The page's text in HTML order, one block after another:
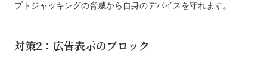
プトジャッキングの脅威から自身のデバイスを守れます。
対策2：広告表示のブロック